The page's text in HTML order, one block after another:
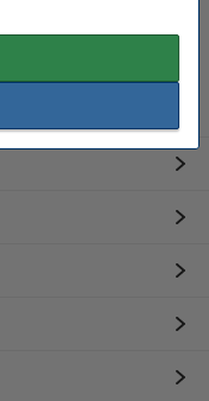
39 64 123
uur